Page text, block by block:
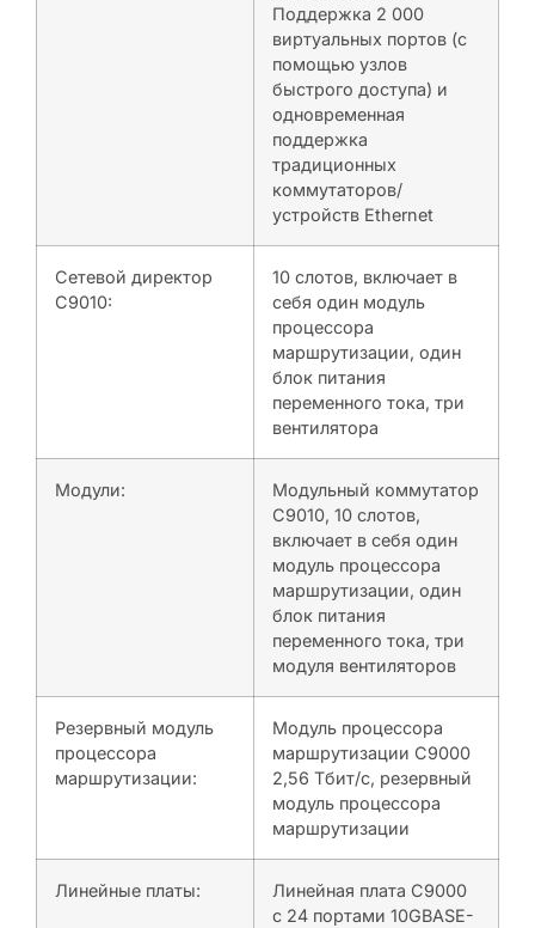
Поддержка 2 000
виртуальных портов (с
помощью узлов
быстрого доступа) и
одновременная
поддержка
традиционных
коммутаторов/
устройств Ethernet
Сетевой директор
C9010:
10 слотов, включает в
себя один модуль
процессора
маршрутизации, один
блок питания
переменного тока, три
вентилятора
Модули:
Модульный коммутатор
C9010, 10 слотов,
включает в себя один
модуль процессора
маршрутизации, один
блок питания
переменного тока, три
модуля вентиляторов
Резервный модуль
процессора
маршрутизации:
Модуль процессора
маршрутизации C9000
2,56 Тбит/с, резервный
модуль процессора
маршрутизации
Линейные платы:
Линейная плата C9000
с 24 портами 10GBASE-